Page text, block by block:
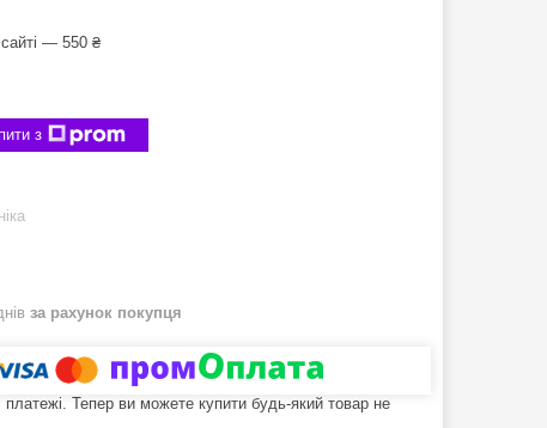
— 550 ₴
з
за рахунок покупця
платежі. Тепер ви можете купити будь-який товар не